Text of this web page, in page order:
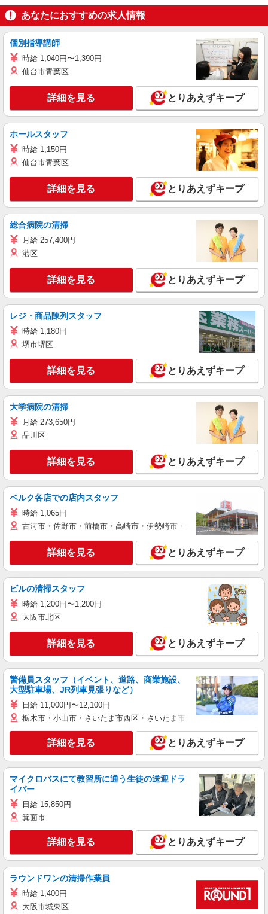
あなたにおすすめの求人情報
個別指導講師
時給 1,040円〜1,390円
仙台市青葉区
詳細を見る とりあえずキープ
ホールスタッフ
時給 1,150円
仙台市青葉区
詳細を見る とりあえずキープ
総合病院の清掃
月給 257,400円
港区
詳細を見る とりあえずキープ
レジ・商品陳列スタッフ
時給 1,180円
堺市堺区
詳細を見る とりあえずキープ
大学病院の清掃
月給 273,650円
品川区
詳細を見る とりあえずキープ
ベルク各店での店内スタッフ
時給 1,065円
古河市・佐野市・前橋市・高崎市・伊勢崎市・太田市・館林市・藤
詳細を見る とりあえずキープ
ビルの清掃スタッフ
時給 1,200円〜1,200円
大阪市北区
詳細を見る とりあえずキープ
警備員スタッフ（イベント、道路、商業施設、
大型駐車場、JR列車見張りなど）
日給 11,000円〜12,100円
栃木市・小山市・さいたま市西区・さいたま市岩槻区・久喜市・蓮田
詳細を見る とりあえずキープ
マイクロバスにて教習所に通う生徒の送迎ドラ
イバー
日給 15,850円
箕面市
詳細を見る とりあえずキープ
ラウンドワンの清掃作業員
時給 1,400円
大阪市城東区